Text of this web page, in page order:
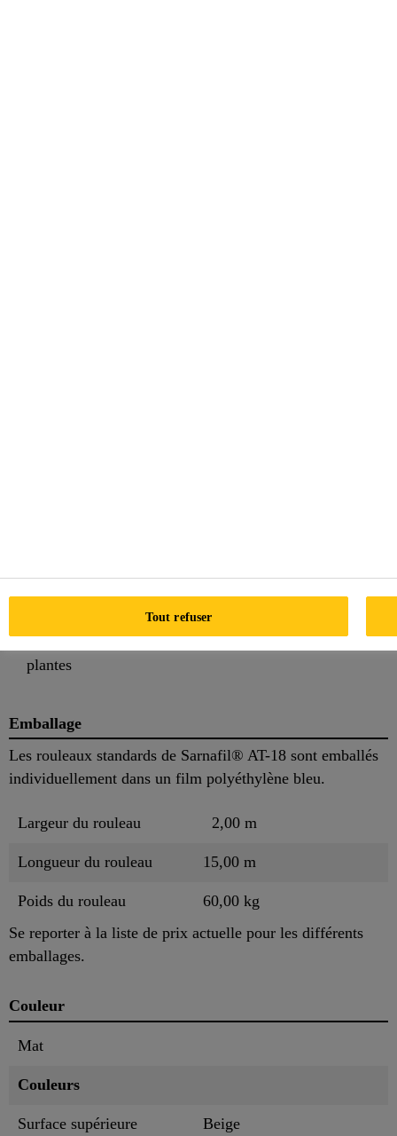
Produit stabilisé aux UV avec une longue durée de vie
dans les zones d'exposition aux UV élevés
Résistance accrue à la pénétration des racines de
plantes
Emballage
Les rouleaux standards de Sarnafil® AT-18 sont emballés
individuellement dans un film polyéthylène bleu.
Largeur du rouleau 2,00 m
Longueur du rouleau 15,00 m
Poids du rouleau
60,00 kg
Se reporter à la liste de prix actuelle pour les différents
emballages.
Couleur
Mat
Couleurs
Surface supérieure
Beige
Tout refuser